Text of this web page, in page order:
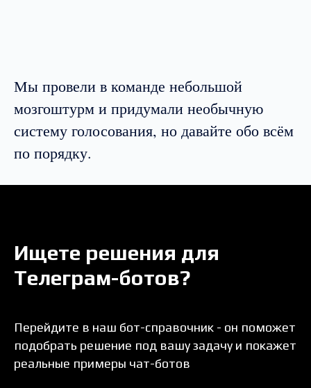
Мы провели в команде небольшой
мозгоштурм и придумали необычную
систему голосования, но давайте обо всём
по порядку.
Ищете решения для
Телеграм-ботов?
Перейдите в наш бот-справочник - он поможет
подобрать решение под вашу задачу и покажет
реальные примеры чат-ботов